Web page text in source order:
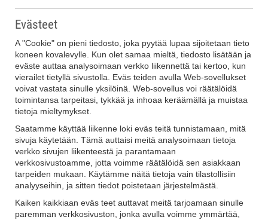
Evästeet
A "Cookie" on pieni tiedosto, joka pyytää lupaa sijoitetaan tieto
koneen kovalevylle. Kun olet samaa mieltä, tiedosto lisätään ja
eväste auttaa analysoimaan verkko liikennettä tai kertoo, kun
vierailet tietyllä sivustolla. Eväs teiden avulla Web-sovellukset
voivat vastata sinulle yksilöinä. Web-sovellus voi räätälöidä
toimintansa tarpeitasi, tykkää ja inhoaa keräämällä ja muistaa
tietoja mieltymykset.
Saatamme käyttää liikenne loki eväs teitä tunnistamaan, mitä
sivuja käytetään. Tämä auttaisi meitä analysoimaan tietoja
verkko sivujen liikenteestä ja parantamaan
verkkosivustoamme, jotta voimme räätälöidä sen asiakkaan
tarpeiden mukaan. Käytämme näitä tietoja vain tilastollisiin
analyyseihin, ja sitten tiedot poistetaan järjestelmästä.
Kaiken kaikkiaan eväs teet auttavat meitä tarjoamaan sinulle
paremman verkkosivuston, jonka avulla voimme ymmärtää,